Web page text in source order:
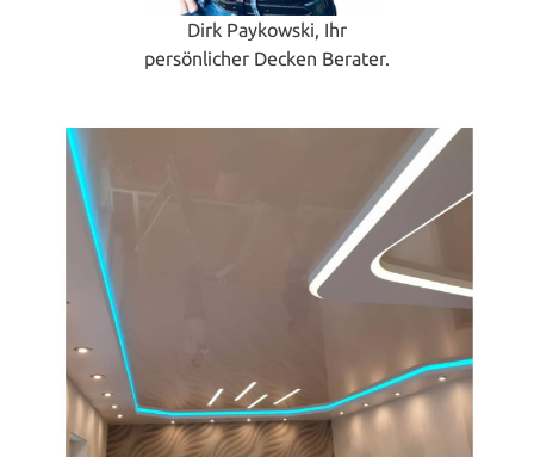
Dirk Paykowski, Ihr
persönlicher Decken Berater.